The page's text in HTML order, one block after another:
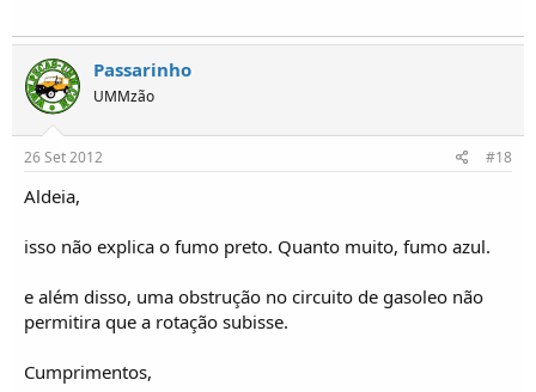
Passarinho
UMMzão
26 Set 2012 #18
Aldeia,
isso não explica o fumo preto. Quanto muito, fumo azul.
e além disso, uma obstrução no circuito de gasoleo não
permitira que a rotação subisse.
Cumprimentos,